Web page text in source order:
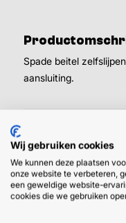
Spade beitel
aansluiting.
Eigenschappen
Aansluiting
Wij gebruiken cookies
We kunnen deze plaatsen
onze website te verbeteren,
een geweldige website-
cookies die we gebruiken